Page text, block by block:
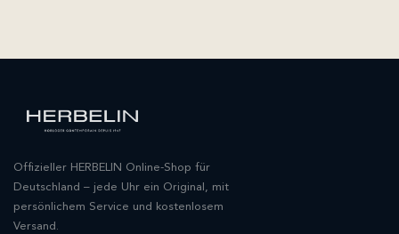
Offizieller HERBELIN Online-Shop für
Deutschland – jede Uhr ein Original, mit
persönlichem Service und kostenlosem
Versand.